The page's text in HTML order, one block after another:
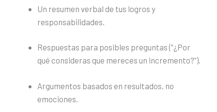
Un resumen verbal de tus logros y
responsabilidades.
Respuestas para posibles preguntas (“¿Por
qué consideras que mereces un incremento?”).
Argumentos basados en resultados, no
emociones.